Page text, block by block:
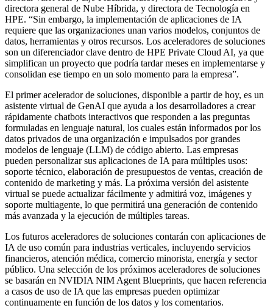
directora general de Nube Híbrida, y directora de Tecnología en
HPE. “Sin embargo, la implementación de aplicaciones de IA
requiere que las organizaciones unan varios modelos, conjuntos de
datos, herramientas y otros recursos. Los aceleradores de soluciones
son un diferenciador clave dentro de HPE Private Cloud AI, ya que
simplifican un proyecto que podría tardar meses en implementarse y
consolidan ese tiempo en un solo momento para la empresa”.
El primer acelerador de soluciones, disponible a partir de hoy, es un
asistente virtual de GenAI que ayuda a los desarrolladores a crear
rápidamente chatbots interactivos que responden a las preguntas
formuladas en lenguaje natural, los cuales están informados por los
datos privados de una organización e impulsados por grandes
modelos de lenguaje (LLM) de código abierto. Las empresas
pueden personalizar sus aplicaciones de IA para múltiples usos:
soporte técnico, elaboración de presupuestos de ventas, creación de
contenido de marketing y más. La próxima versión del asistente
virtual se puede actualizar fácilmente y admitirá voz, imágenes y
soporte multiagente, lo que permitirá una generación de contenido
más avanzada y la ejecución de múltiples tareas.
Los futuros aceleradores de soluciones contarán con aplicaciones de
IA de uso común para industrias verticales, incluyendo servicios
financieros, atención médica, comercio minorista, energía y sector
público. Una selección de los próximos aceleradores de soluciones
se basarán en NVIDIA NIM Agent Blueprints, que hacen referencia
a casos de uso de IA que las empresas pueden optimizar
continuamente en función de los datos y los comentarios.